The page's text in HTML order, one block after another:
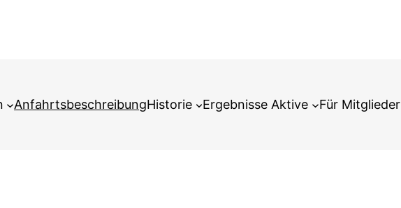
AnfahrtsbeschreibungHistorie Ergebnisse Aktive Für Mitglieder